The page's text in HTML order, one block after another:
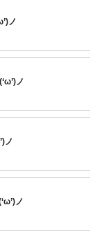
ノ
ノ
ノ
ノ